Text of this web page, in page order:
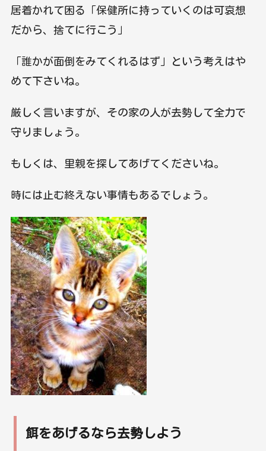
居着かれて困る「保健所に持っていくのは可哀想
だから、捨てに行こう」
「誰かが面倒をみてくれるはず」という考えはや
めて下さいね。
厳しく言いますが、その家の人が去勢して全力で
守りましょう。
もしくは、里親を探してあげてくださいね。
時には止む終えない事情もあるでしょう。
餌をあげるなら去勢しよう